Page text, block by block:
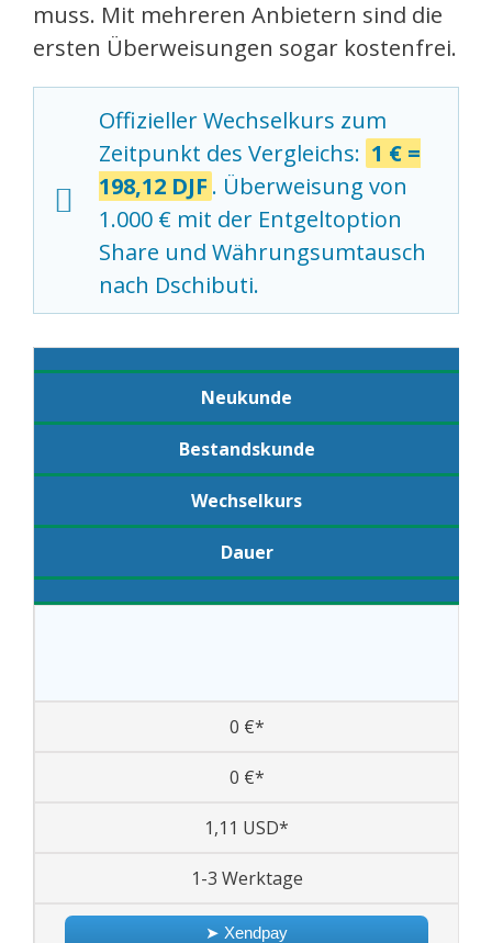
muss. Mit mehreren Anbietern sind die
ersten Überweisungen sogar kostenfrei.
Offizieller Wechselkurs zum
Zeitpunkt des Vergleichs: 1 € =
198,12 DJF . Überweisung von
1.000 € mit der Entgeltoption
Share und Währungsumtausch
nach Dschibuti.
Neukunde
Bestandskunde
Wechselkurs
Dauer
0 €*
0 €*
1,11 USD*
1-3 Werktage
➤ Xendpay